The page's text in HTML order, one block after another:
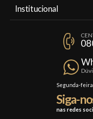
Institucional
Política de Privacidade
Trocas e Devoluções
Formas de Pagamento
Segunda-feira
Siga-
nas redes